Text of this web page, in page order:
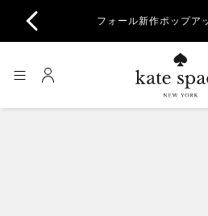
フォール新作ポップア